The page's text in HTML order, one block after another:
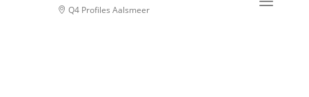
Q4 Profiles Aalsmeer